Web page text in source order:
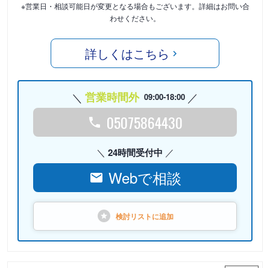
※営業日・相談可能日が変更となる場合もございます。詳細はお問い合
わせください。
詳しくはこちら
営業時間外 09:00-18:00
05075864430
24時間受付中
Webで相談
検討リストに追加